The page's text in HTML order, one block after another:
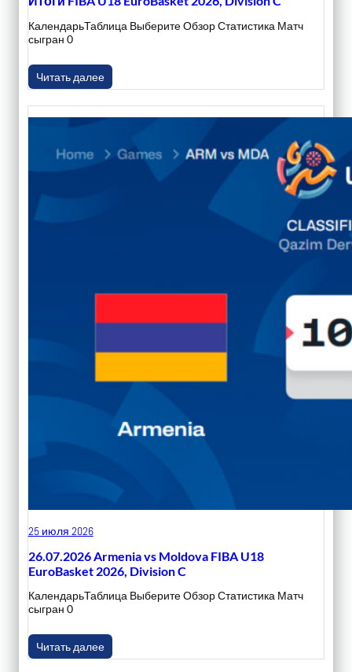
КалендарьТаблица Выберите Обзор Статистика Матч
сыгран 0
Читать далее
25 июля 2026
26.07.2026 Armenia vs Moldova FIBA U18
EuroBasket 2026, Division C
КалендарьТаблица Выберите Обзор Статистика Матч
сыгран 0
Читать далее